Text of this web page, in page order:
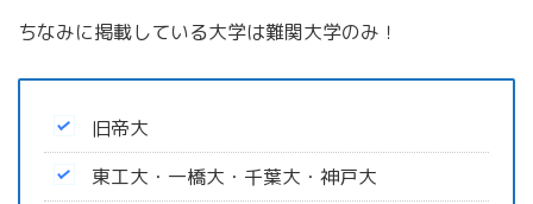
ちなみに掲載している大学は難関大学のみ！
旧帝大
東工大・一橋大・千葉大・神戸大